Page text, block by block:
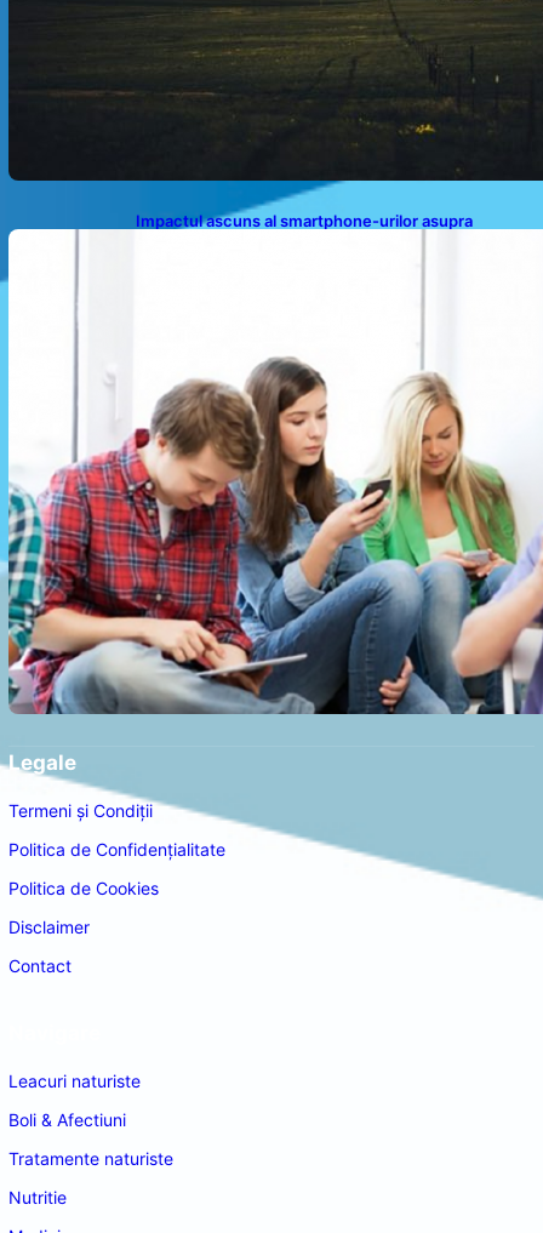
Impactul ascuns al smartphone-urilor asupra
Legale
Termeni și Condiții
Politica de Confidențialitate
Politica de Cookies
Disclaimer
Contact
Leacuri naturiste
Boli & Afectiuni
Tratamente naturiste
Nutritie